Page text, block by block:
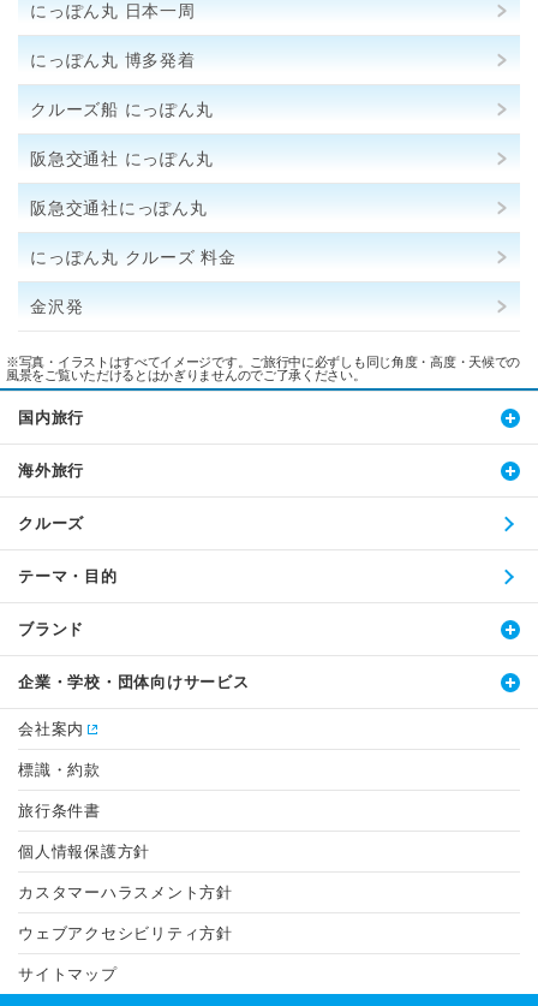
にっぽん丸 日本一周
にっぽん丸 博多発着
クルーズ船 にっぽん丸
阪急交通社 にっぽん丸
阪急交通社にっぽん丸
にっぽん丸 クルーズ 料金
金沢発
※写真・イラストはすべてイメージです。ご旅行中に必ずしも同じ角度・高度・天候での
風景をご覧いただけるとはかぎりませんのでご了承ください。
国内旅行
海外旅行
クルーズ
テーマ・目的
ブランド
企業・学校・団体向けサービス
会社案内
標識・約款
旅行条件書
個人情報保護方針
カスタマーハラスメント方針
ウェブアクセシビリティ方針
サイトマップ